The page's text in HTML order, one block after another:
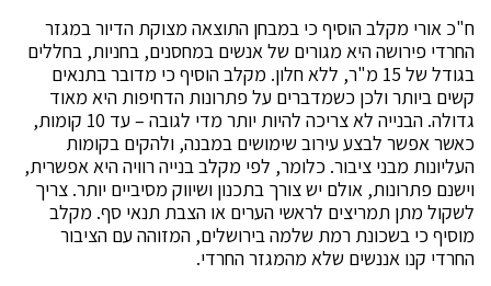
ח"כ אורי מקלב הוסיף כי במבחן התוצאה מצוקת הדיור במגזר
החרדי פירושה היא מגורים של אנשים במחסנים, בחניות, בחללים
בגודל של 15 מ"ר, ללא חלון. מקלב הוסיף כי מדובר בתנאים
קשים ביותר ולכן כשמדברים על פתרונות הדחיפות היא מאוד
גדולה. הבנייה לא צריכה להיות יותר מדי לגובה – עד 10 קומות,
כאשר אפשר לבצע עירוב שימושים במבנה, ולהקים בקומות
העליונות מבני ציבור. כלומר, לפי מקלב בנייה רוויה היא אפשרית,
וישנם פתרונות, אולם יש צורך בתכנון ושיווק מסיביים יותר. צריך
לשקול מתן תמריצים לראשי הערים או הצבת תנאי סף. מקלב
מוסיף כי בשכונת רמת שלמה בירושלים, המזוהה עם הציבור
החרדי קנו אננשים שלא מהמגזר החרדי.